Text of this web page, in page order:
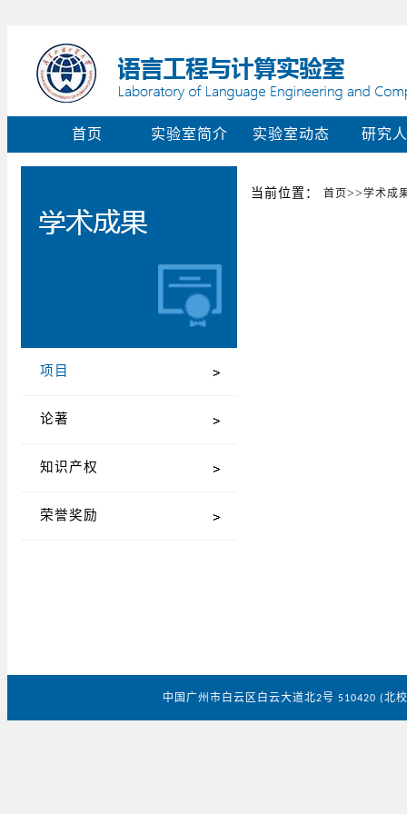
首页 实验室简介 实验室动态 研究
项目
论著
知识产权
荣誉奖励
当前位置： 首页>>学术成
中国广州市白云区白云大道北2号 510420 (北